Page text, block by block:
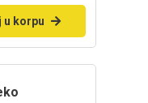
u korpu